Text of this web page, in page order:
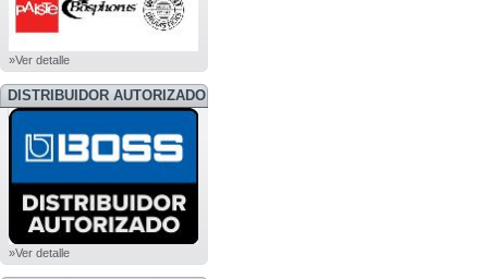
»Ver detalle
DISTRIBUIDOR AUTORIZADO
BOSS
»Ver detalle